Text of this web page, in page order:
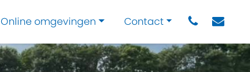
Online omgevingen Contact